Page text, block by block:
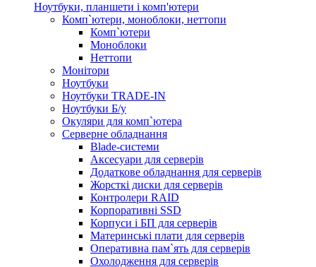
Ноутбуки, планшети і комп'ютери
Комп`ютери, моноблоки, неттопи
Комп`ютери
Моноблоки
Неттопи
Монітори
Ноутбуки
Ноутбуки TRADE-IN
Ноутбуки Б/у
Окуляри для комп`ютера
Серверне обладнання
Blade-системи
Аксесуари для серверів
Додаткове обладнання для серверів
Жорсткі диски для серверів
Контролери RAID
Корпоративні SSD
Корпуси і БП для серверів
Материнські плати для серверів
Оперативна пам`ять для серверів
Охолодження для серверів